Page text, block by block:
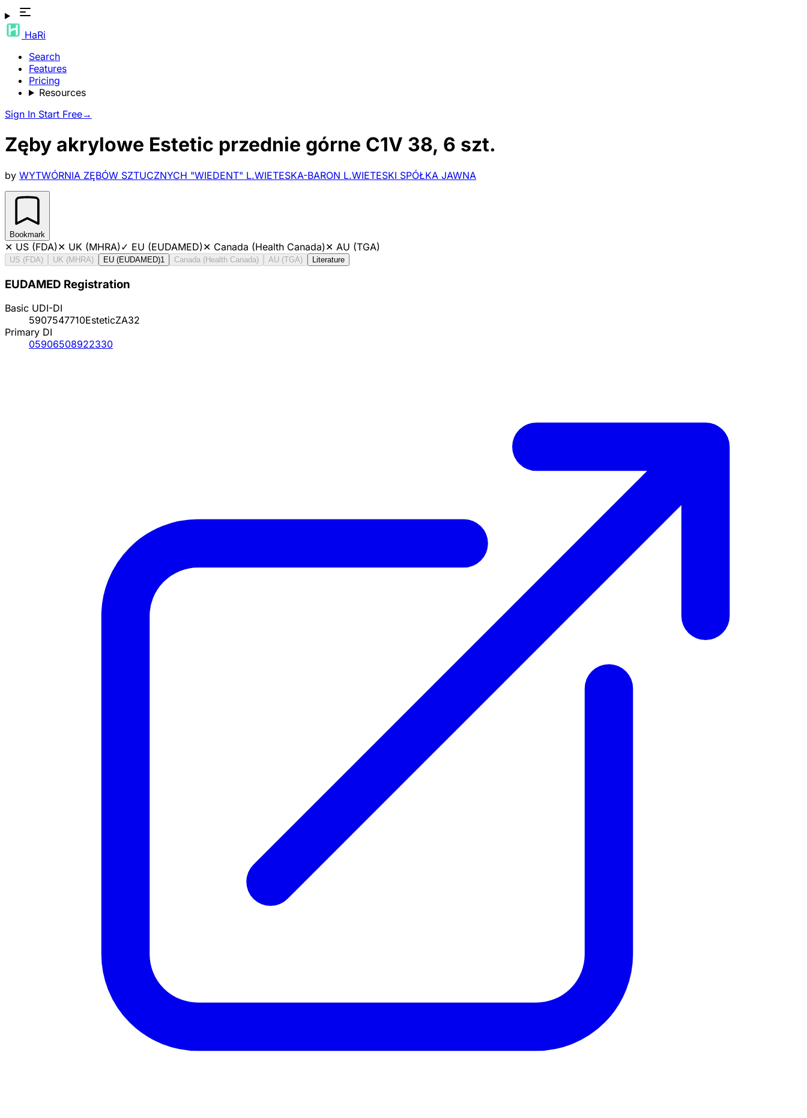
HaRi
Search
Features
Pricing
Resources
Sign In Start Free→
Zęby akrylowe Estetic przednie górne C1V 38, 6 szt.
by WYTWÓRNIA ZĘBÓW SZTUCZNYCH "WIEDENT" L.WIETESKA-BARON L.WIETESKI SPÓŁKA JAWNA
Bookmark
✕ US (FDA)✕ UK (MHRA)✓ EU (EUDAMED)✕ Canada (Health Canada)✕ AU (TGA)
US (FDA) UK (MHRA) EU (EUDAMED)1 Canada (Health Canada) AU (TGA) Literature
EUDAMED Registration
Basic UDI-DI
5907547710EsteticZA32
Primary DI
05906508922330